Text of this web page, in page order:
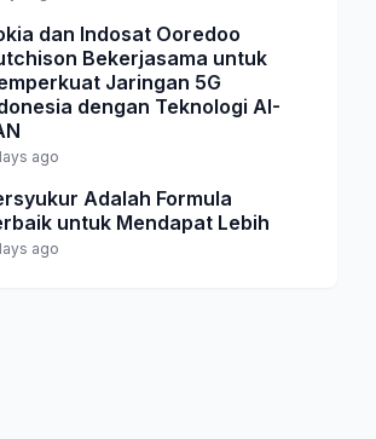
dan Indosat Ooredoo
Bekerjasama untuk
Jaringan 5G
dengan Teknologi AI-
ago
Adalah Formula
untuk Mendapat Lebih
ago